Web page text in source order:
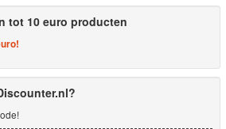
tot 10 euro producten